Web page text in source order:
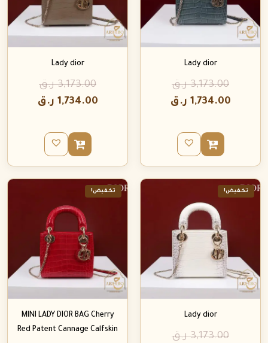
Lady dior
3,173.00 ر.ق
1,734.00 ر.ق
Lady dior
3,173.00 ر.ق
1,734.00 ر.ق
تخفيض!
Lady dior
3,173.00 ر.ق
تخفيض!
MINI LADY DIOR BAG Cherry
Red Patent Cannage Calfskin